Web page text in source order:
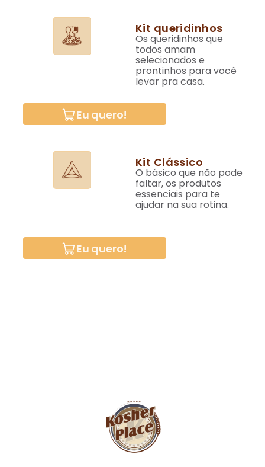
Kit queridinhos
Os queridinhos que
todos amam
selecionados e
prontinhos para você
levar pra casa.
Eu quero!
Kit Clássico
O básico que não pode
faltar, os produtos
essenciais para te
ajudar na sua rotina.
Eu quero!